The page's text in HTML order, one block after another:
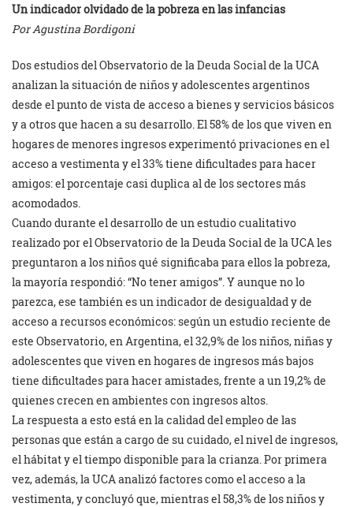
Un indicador olvidado de la pobreza en las infancias
Por Agustina Bordigoni
Dos estudios del Observatorio de la Deuda Social de la UCA
analizan la situación de niños y adolescentes argentinos
desde el punto de vista de acceso a bienes y servicios básicos
y a otros que hacen a su desarrollo. El 58% de los que viven en
hogares de menores ingresos experimentó privaciones en el
acceso a vestimenta y el 33% tiene dificultades para hacer
amigos: el porcentaje casi duplica al de los sectores más
acomodados.
Cuando durante el desarrollo de un estudio cualitativo
realizado por el Observatorio de la Deuda Social de la UCA les
preguntaron a los niños qué significaba para ellos la pobreza,
la mayoría respondió: “No tener amigos”. Y aunque no lo
parezca, ese también es un indicador de desigualdad y de
acceso a recursos económicos: según un estudio reciente de
este Observatorio, en Argentina, el 32,9% de los niños, niñas y
adolescentes que viven en hogares de ingresos más bajos
tiene dificultades para hacer amistades, frente a un 19,2% de
quienes crecen en ambientes con ingresos altos.
La respuesta a esto está en la calidad del empleo de las
personas que están a cargo de su cuidado, el nivel de ingresos,
el hábitat y el tiempo disponible para la crianza. Por primera
vez, además, la UCA analizó factores como el acceso a la
vestimenta, y concluyó que, mientras el 58,3% de los niños y